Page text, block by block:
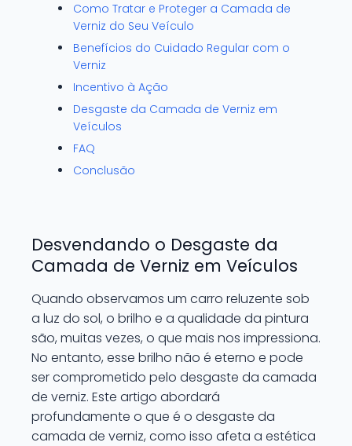
Como Tratar e Proteger a Camada de
Verniz do Seu Veículo
Benefícios do Cuidado Regular com o
Verniz
Incentivo à Ação
Desgaste da Camada de Verniz em
Veículos
FAQ
Conclusão
Desvendando o Desgaste da
Camada de Verniz em Veículos
Quando observamos um carro reluzente sob
a luz do sol, o brilho e a qualidade da pintura
são, muitas vezes, o que mais nos impressiona.
No entanto, esse brilho não é eterno e pode
ser comprometido pelo desgaste da camada
de verniz. Este artigo abordará
profundamente o que é o desgaste da
camada de verniz, como isso afeta a estética